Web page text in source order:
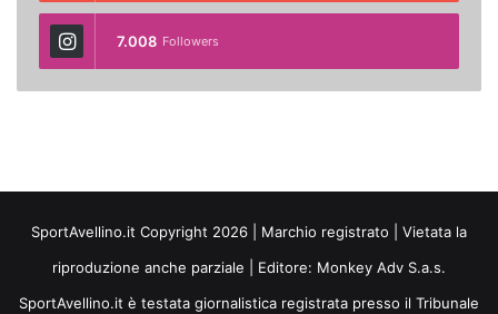
7.008 Followers
SportAvellino.it Copyright 2026 | Marchio registrato | Vietata la
riproduzione anche parziale | Editore: Monkey Adv S.a.s.
SportAvellino.it è testata giornalistica registrata presso il Tribunale